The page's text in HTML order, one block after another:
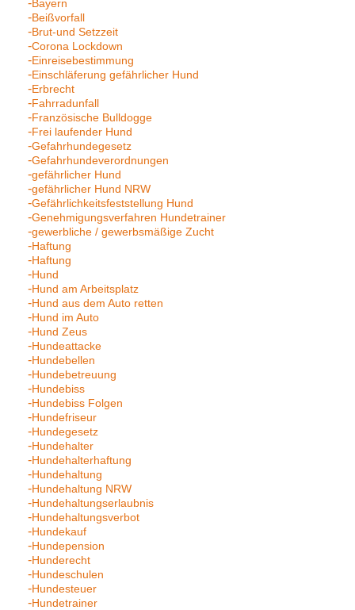
Bayern
Beißvorfall
Brut-und Setzzeit
Corona Lockdown
Einreisebestimmung
Einschläferung gefährlicher Hund
Erbrecht
Fahrradunfall
Französische Bulldogge
Frei laufender Hund
Gefahrhundegesetz
Gefahrhundeverordnungen
gefährlicher Hund
gefährlicher Hund NRW
Gefährlichkeitsfeststellung Hund
Genehmigungsverfahren Hundetrainer
gewerbliche / gewerbsmäßige Zucht
Haftung
Haftung
Hund
Hund am Arbeitsplatz
Hund aus dem Auto retten
Hund im Auto
Hund Zeus
Hundeattacke
Hundebellen
Hundebetreuung
Hundebiss
Hundebiss Folgen
Hundefriseur
Hundegesetz
Hundehalter
Hundehalterhaftung
Hundehaltung
Hundehaltung NRW
Hundehaltungserlaubnis
Hundehaltungsverbot
Hundekauf
Hundepension
Hunderecht
Hundeschulen
Hundesteuer
Hundetrainer